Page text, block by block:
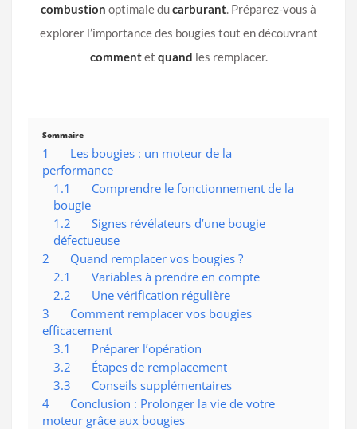
combustion optimale ducarburant. Préparez-vous à
explorer l’importance des bougies tout en découvrant
commentet quand les remplacer.
Sommaire
1
Les bougies : un moteur de la
performance
1.1
Comprendre le fonctionnement de la
bougie
1.2
Signes révélateurs d’une bougie
défectueuse
2
Quand remplacer vos bougies ?
2.1
Variables à prendre en compte
2.2
Une vérification régulière
3
Comment remplacer vos bougies
efficacement
3.1
Préparer l’opération
3.2
Étapes de remplacement
3.3
Conseils supplémentaires
4
Conclusion : Prolonger la vie de votre
moteur grâce aux bougies